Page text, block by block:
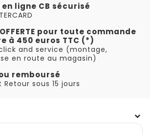
ligne CB sécurisé
pour toute commande
à 450 euros TTC (*)
and service (montage,
en route au magasin)
remboursé
sous 15 jours